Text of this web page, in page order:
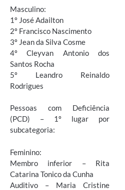
Masculino:
1º José Adailton
2º Francisco Nascimento
3º Jean da Silva Cosme
4º Cleyvan Antonio dos
Santos Rocha
5º Leandro Reinaldo
Rodrigues
Pessoas com Deficiência
(PCD) – 1º lugar por
subcategoria:
Feminino:
Membro inferior – Rita
Catarina Tonico da Cunha
Auditivo – Maria Cristine